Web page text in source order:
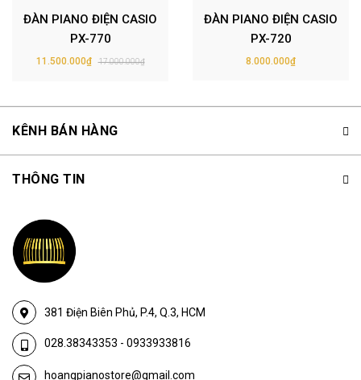
ĐÀN PIANO ĐIỆN CASIO
PX-770
11.500.000₫ 17.000.000₫
ĐÀN PIANO ĐIỆN CASIO
PX-720
8.000.000₫
KÊNH BÁN HÀNG
381 Điện Biên Phủ, P.4, Q.3, HCM
028.38343353 - 0933933816
hoangpianostore@gmail.com
THÔNG TIN